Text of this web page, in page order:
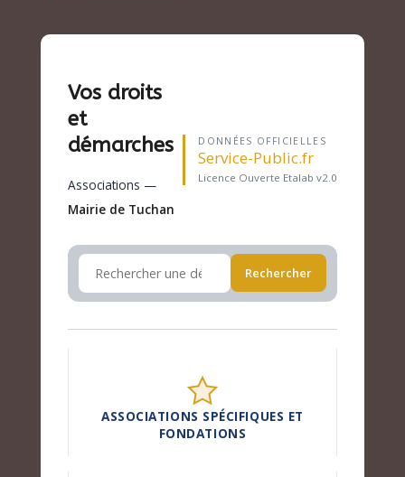
Vos droits
et
démarches
Associations —
Mairie de Tuchan
DONNÉES OFFICIELLES
Service-Public.fr
Licence Ouverte Etalab v2.0
Rechercher
ASSOCIATIONS SPÉCIFIQUES ET
FONDATIONS